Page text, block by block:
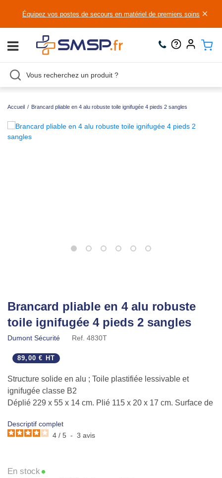
Équipez vos postes de secours en matériel de premiers soins ×
Accueil / Brancard pliable en 4 alu robuste toile ignifugée 4 pieds 2 sangles
Brancard pliable en 4 alu robuste
toile ignifugée 4 pieds 2 sangles
Dumont Sécurité Ref. 4830T
89,00 € HT
Structure solide en alu ; Toile plastifiée lessivable et
ignifugée classe B2
Déplié 229 x 55 x 14 cm. Plié 115 x 20 x 17 cm. Surface de
Livré avec 2 sangles
Descriptif complet
4 / 5 - 3 avis
En stock